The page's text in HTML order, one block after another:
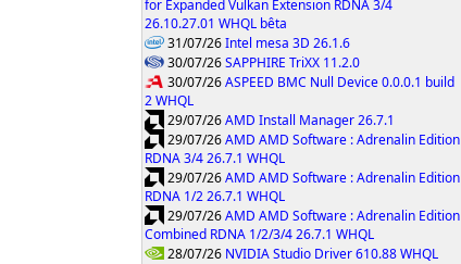
for Expanded Vulkan Extension RDNA 3/4
26.10.27.01 WHQL bêta
31/07/26Intel mesa 3D 26.1.6
30/07/26SAPPHIRE TriXX 11.2.0
30/07/26ASPEED BMC Null Device 0.0.0.1 build
2 WHQL
29/07/26AMD Install Manager 26.7.1
29/07/26AMD AMD Software : Adrenalin Edition
RDNA 3/4 26.7.1 WHQL
29/07/26AMD AMD Software : Adrenalin Edition
RDNA 1/2 26.7.1 WHQL
29/07/26AMD AMD Software : Adrenalin Edition
Combined RDNA 1/2/3/4 26.7.1 WHQL
28/07/26 NVIDIA Studio Driver 610.88 WHQL